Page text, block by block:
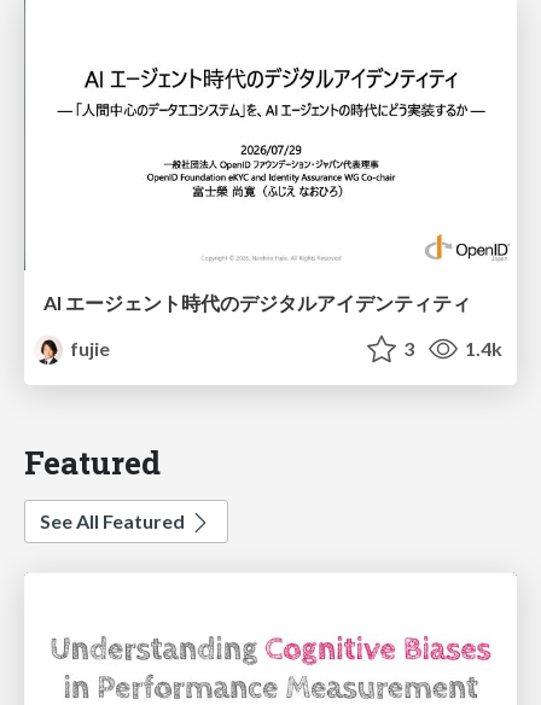
AI エージェント時代のデジタルアイデンティティ
fujie
3 1.4k
Featured
See All Featured